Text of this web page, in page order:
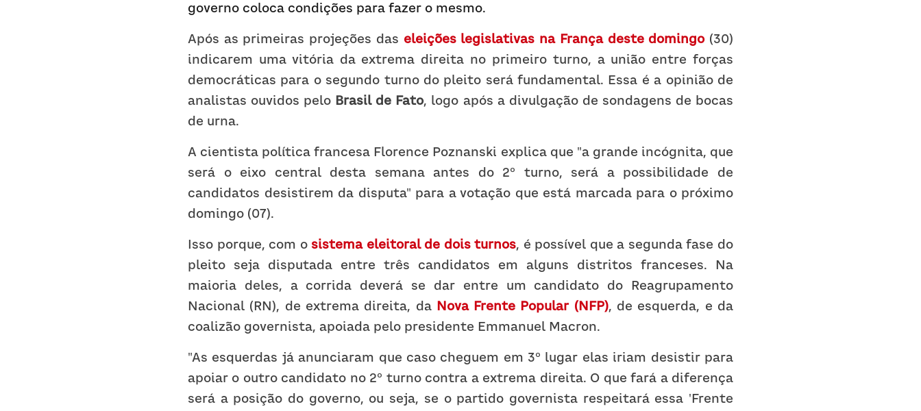
governo coloca condições para fazer o mesmo.
Após as primeiras projeções das eleições legislativas na França deste domingo (30)
indicarem uma vitória da extrema direita no primeiro turno, a união entre forças
democráticas para o segundo turno do pleito será fundamental. Essa é a opinião de
analistas ouvidos pelo Brasil de Fato, logo após a divulgação de sondagens de bocas
de urna.
A cientista política francesa Florence Poznanski explica que "a grande incógnita, que
será o eixo central desta semana antes do 2º turno, será a possibilidade de
candidatos desistirem da disputa" para a votação que está marcada para o próximo
domingo (07).
Isso porque, com o sistema eleitoral de dois turnos, é possível que a segunda fase do
pleito seja disputada entre três candidatos em alguns distritos franceses. Na
maioria deles, a corrida deverá se dar entre um candidato do Reagrupamento
Nacional (RN), de extrema direita, da Nova Frente Popular (NFP), de esquerda, e da
coalizão governista, apoiada pelo presidente Emmanuel Macron.
"As esquerdas já anunciaram que caso cheguem em 3º lugar elas iriam desistir para
apoiar o outro candidato no 2º turno contra a extrema direita. O que fará a diferença
será a posição do governo, ou seja, se o partido governista respeitará essa 'Frente